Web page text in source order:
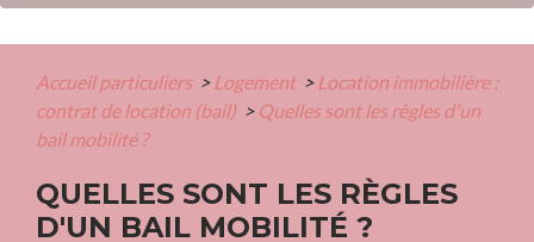
Accueil particuliers > Logement > Location immobilière :
contrat de location (bail) > Quelles sont les règles d'un
bail mobilité ?
QUELLES SONT LES RÈGLES
D'UN BAIL MOBILITÉ ?